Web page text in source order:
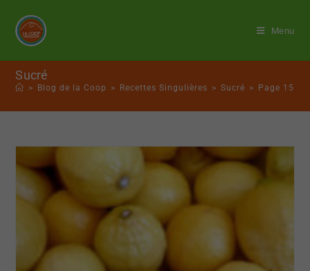
Menu
Sucré
> Blog de la Coop > Recettes Singulières > Sucré > Page 15